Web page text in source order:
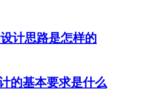
计思路是怎样的
的基本要求是什么